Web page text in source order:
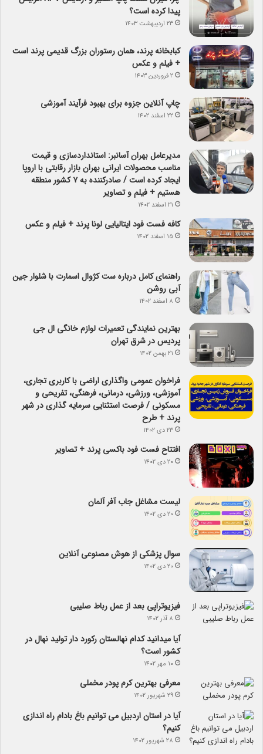
پیدا کرده است؟
۲۳ اردیبهشت ۱۴۰۳
کبابخانه پرند، همان رستوران بزرگ قدیمی پرند است
+ فیلم و عکس
۲ فروردین ۱۴۰۳
چاپ آنلاین جزوه برای بهبود فرآیند آموزشی
۲۲ اسفند ۱۴۰۲
مدیرعامل بهران آسانبر: استانداردسازی و قیمت
مناسب محصولات ایرانی بهران بازار رقابتی با اروپا
ایجاد کرده است / صادرکننده به ۷ کشور منطقه
هستیم + فیلم و تصاویر
۲۱ اسفند ۱۴۰۲
کافه فست فود ایتالیایی لونا پرند + فیلم و عکس
۱۵ اسفند ۱۴۰۲
راهنمای کامل درباره ست کژوال اسمارت با شلوار جین
آبی روشن
۸ اسفند ۱۴۰۲
بهترین نمایندگی تعمیرات لوازم خانگی ال جی
پردیس در شرق تهران
۲۱ بهمن ۱۴۰۲
فراخوان عمومی واگذاری اراضی با کاربری تجاری،
آموزشی، ورزشی، درمانی، فرهنگی، تفریحی و
مسکونی / فرصت استثنایی سرمایه گذاری در شهر
پرند + طرح
۲۳ دی ۱۴۰۲
افتتاح فست فود باکسی پرند + تصاویر
۲۰ دی ۱۴۰۲
لیست مشاغل جاب آفر آلمان
۲۰ دی ۱۴۰۲
سوال پزشکی از هوش مصنوعی آنلاین
۲۰ دی ۱۴۰۲
فیزیوتراپی بعد از عمل رباط صلیبی
۸ آذر ۱۴۰۲
آیا می­دانید کدام نهالستان رکورد دار تولید نهال­ در
کشور است؟
۱۰ مهر ۱۴۰۲
معرفی بهترین کرم پودر مخملی
۲۹ شهریور ۱۴۰۲
آیا در استان اردبیل می توانیم باغ بادام راه اندازی
کنیم؟
۲۸ شهریور ۱۴۰۲